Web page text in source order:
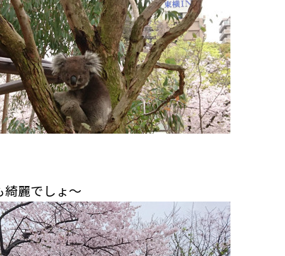
麗でしょ〜